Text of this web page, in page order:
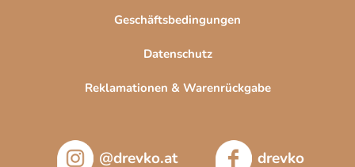
Geschäftsbedingungen
Datenschutz
Reklamationen & Warenrückgabe
@drevko.at drevko